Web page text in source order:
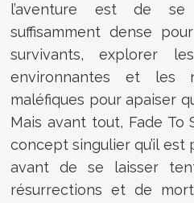
l’aventure est de
suffisamment dense
survivants, explorer
environnantes et les
maléfiques pour apaiser
Mais avant tout, Fade To
concept singulier qu’il
avant de se laisser
résurrections et de